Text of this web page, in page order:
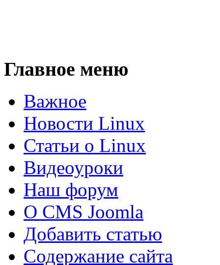
Главное меню
Важное
Новости Linux
Статьи о Linux
Видеоуроки
Наш форум
О CMS Joomla
Добавить статью
Содержание сайта